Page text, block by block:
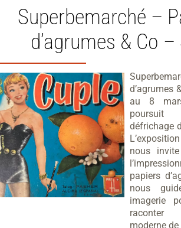
Superbemarché –
d’agrumes & Co –
d’agrumes
au 8
défrichage
nous
papiers
nous
imagerie
raconter
moderne de